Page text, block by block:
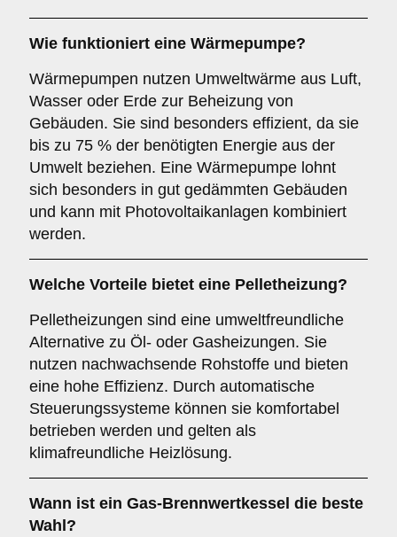
Wie funktioniert eine Wärmepumpe?
Wärmepumpen nutzen Umweltwärme aus Luft,
Wasser oder Erde zur Beheizung von
Gebäuden. Sie sind besonders effizient, da sie
bis zu 75 % der benötigten Energie aus der
Umwelt beziehen. Eine Wärmepumpe lohnt
sich besonders in gut gedämmten Gebäuden
und kann mit Photovoltaikanlagen kombiniert
werden.
Welche Vorteile bietet eine Pelletheizung?
Pelletheizungen sind eine umweltfreundliche
Alternative zu Öl- oder Gasheizungen. Sie
nutzen nachwachsende Rohstoffe und bieten
eine hohe Effizienz. Durch automatische
Steuerungssysteme können sie komfortabel
betrieben werden und gelten als
klimafreundliche Heizlösung.
Wann ist ein Gas-Brennwertkessel die beste
Wahl?